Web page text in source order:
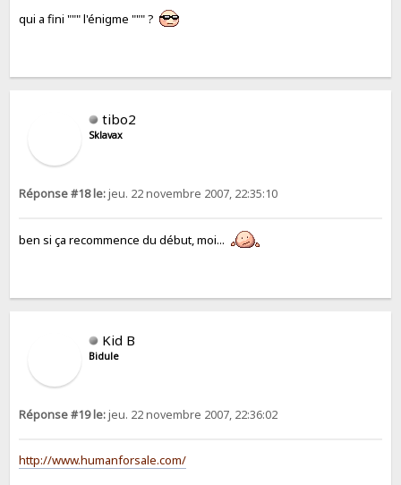
qui a fini """ l'énigme """ ?
tibo2
Sklavax
Réponse #18 le:jeu. 22 novembre 2007, 22:35:10
ben si ça recommence du début, moi...
Kid B
Bidule
Réponse #19 le:jeu. 22 novembre 2007, 22:36:02
http://www.humanforsale.com/